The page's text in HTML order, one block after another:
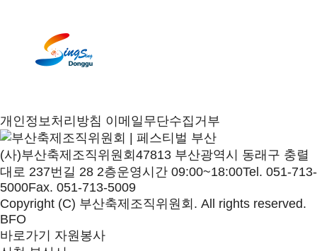
개인정보처리방침 이메일무단수집거부
(사)부산축제조직위원회47813 부산광역시 동래구 충렬
대로 237번길 28 2층운영시간 09:00~18:00Tel. 051-713-
5000Fax. 051-713-5009
Copyright (C) 부산축제조직위원회. All rights reserved.
BFO
바로가기 자원봉사